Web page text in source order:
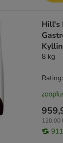
Hill's
8 kg
120,00